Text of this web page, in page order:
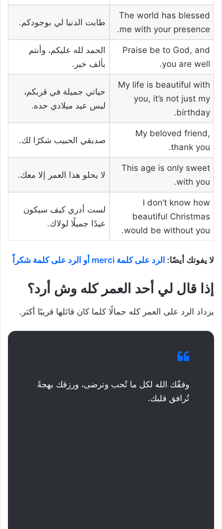
The world has blessed
me with your presence.
طابت الدنيا لي بوجودكم.
Praise be to God, and
you are well.
الحمد لله عليكم، وأنتم
بألف خير.
My life is beautiful with
you, it’s not just my
birthday.
حياتي جميلة في قربكم،
ليس عيد ميلادي حده.
My beloved friend,
thank you.
صديقي الحبيب شكرًا لك.
This age is only sweet
with you.
لا يحلو هذا العمر إلا معك.
I don’t know how
beautiful Christmas
would be without you.
لست أدري كيف سيكون
عيدًا جميلًا لولاك.
لا يفوتك أيضًا: الرد على كلمة merci أو الرد على كلمة شكراً
إذا قال لي أحد العمر كله وش أرد؟
يزداد الرد على العمر كله جمالًا كلما كان قائلها قريبًا أكثر.
وفقّك الله لكل ما تُحب وترضى، ورزقك بهجةً
تُرافق قلبك.